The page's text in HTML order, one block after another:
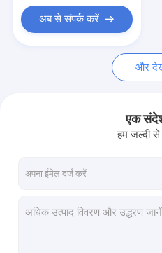
कारखाना भ्रमण
गुणवत्ता नियंत्रण
अब से संपर्क करें
और
एक
हम जल्दी से